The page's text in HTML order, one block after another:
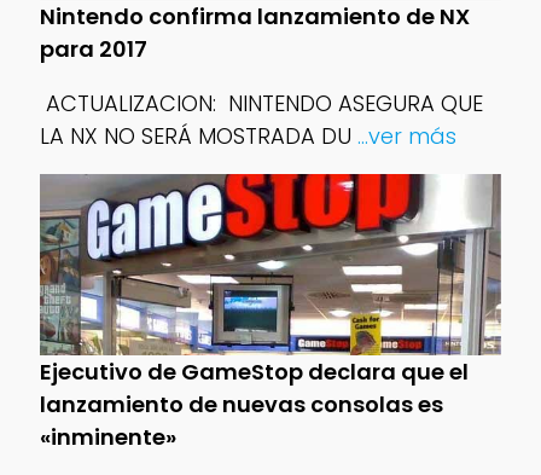
Nintendo confirma lanzamiento de NX
para 2017
LA NX NO SERÁ MOSTRADA DU ...ver más
Ejecutivo de GameStop declara que el
lanzamiento de nuevas consolas es
«inminente»